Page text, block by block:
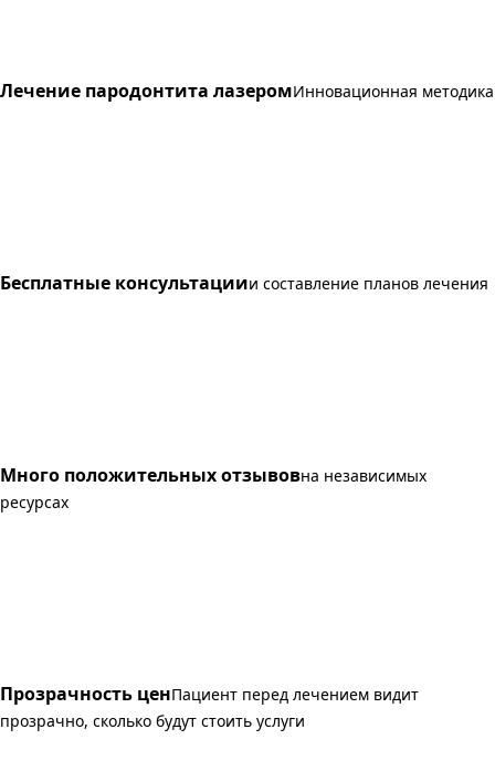
Лечение пародонтита лазеромИнновационная методика
Бесплатные консультациии составление планов лечения
Много положительных отзывовна независимых
ресурсах
Прозрачность ценПациент перед лечением видит
прозрачно, сколько будут стоить услуги